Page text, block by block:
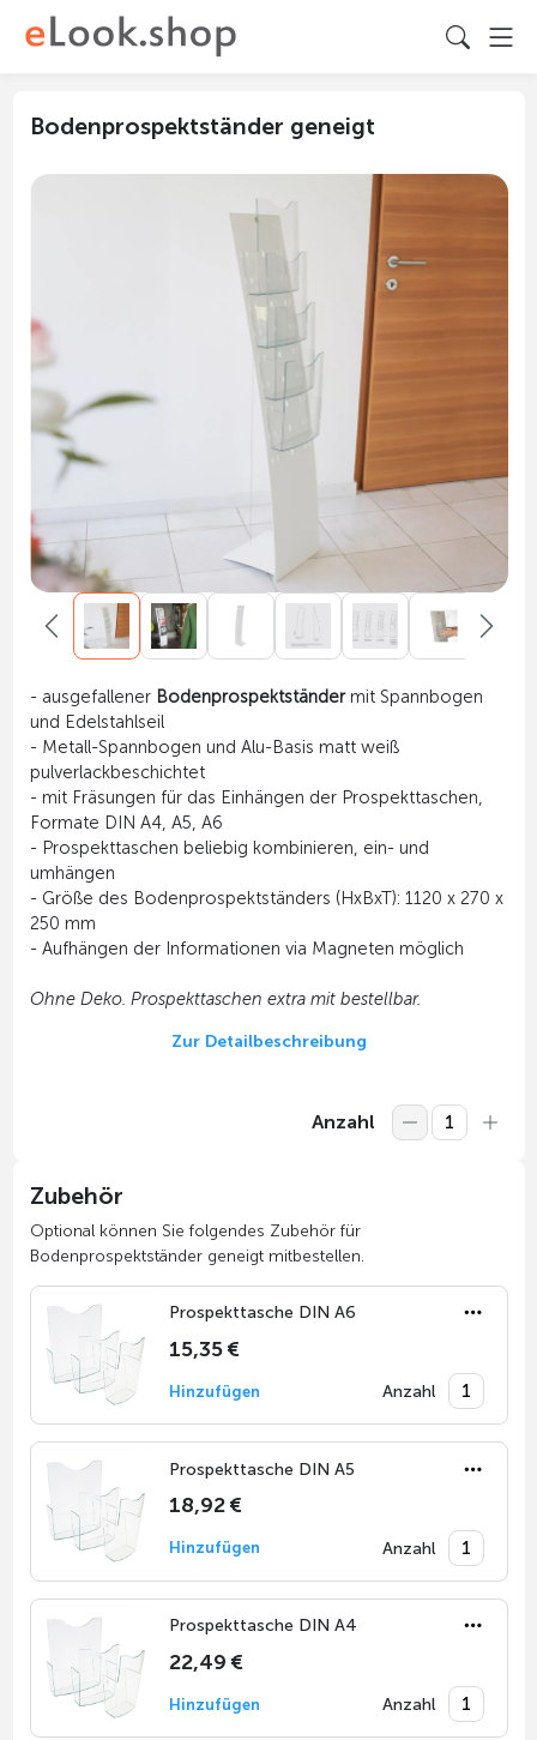
Bodenprospektständer geneigt
- ausgefallener Bodenprospektständermit Spannbogen
und Edelstahlseil
- Metall-Spannbogen und Alu-Basis matt weiß
pulverlackbeschichtet
- mit Fräsungen für das Einhängen der Prospekttaschen,
Formate DIN A4, A5, A6
- Prospekttaschen beliebig kombinieren, ein- und
umhängen
- Größe des Bodenprospektständers (HxBxT): 1120 x 270 x
250 mm
- Aufhängen der Informationen via Magneten möglich
Ohne Deko. Prospekttaschen extra mit bestellbar.
Zur Detailbeschreibung
Anzahl
Zubehör
Optional können Sie folgendes Zubehör für
Bodenprospektständer geneigt mitbestellen.
Prospekttasche DIN A6
15,35 €
Hinzufügen Anzahl
Prospekttasche DIN A5
18,92 €
Hinzufügen Anzahl
Prospekttasche DIN A4
22,49 €
Hinzufügen Anzahl